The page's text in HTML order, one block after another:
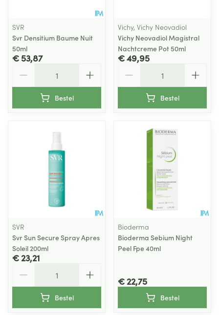
SVR
Svr Densitium Baume Nuit
50ml
€ 53,87
Bestel
Vichy, Vichy Neovadiol
Vichy Neovadiol Magistral
Nachtcreme Pot 50ml
€ 49,95
Bestel
SVR
Svr Sun Secure Spray Apres
Soleil 200ml
€ 23,21
Bestel
Bioderma
Bioderma Sebium Night
Peel Fpe 40ml
€ 22,75
Bestel